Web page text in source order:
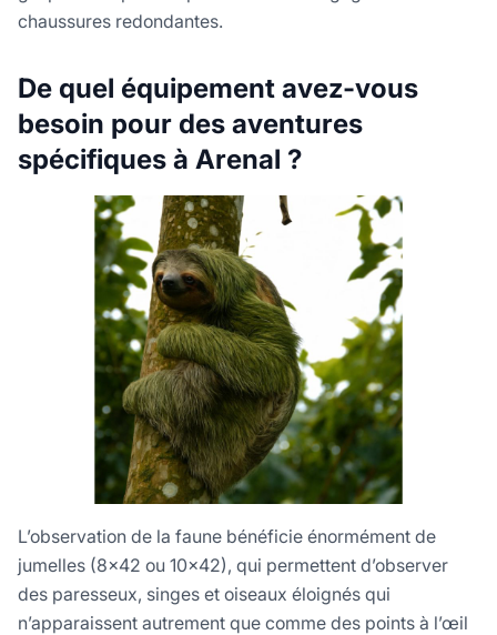
chaussures redondantes.
De quel équipement avez-vous
besoin pour des aventures
spécifiques à Arenal ?
L’observation de la faune bénéficie énormément de
jumelles (8×42 ou 10×42), qui permettent d’observer
des paresseux, singes et oiseaux éloignés qui
n’apparaissent autrement que comme des points à l’œil